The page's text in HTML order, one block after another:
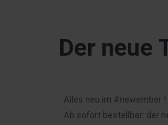
Der neue
Alles neu im #newember !
Ab sofort bestellbar: der